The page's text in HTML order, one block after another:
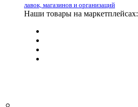
лавок, магазинов и организаций
Наши товары на маркетплейсах: